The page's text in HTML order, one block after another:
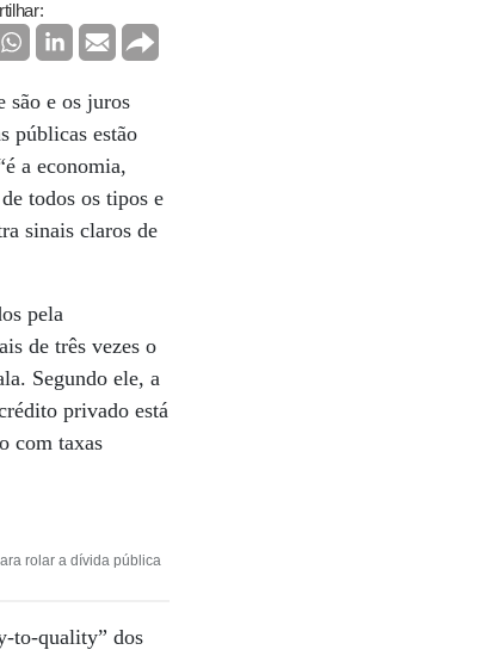
são e os juros
públicas estão
a economia,
todos os tipos e
sinais claros de
pela
de três vezes o
Segundo ele, a
privado está
com taxas
rolar a dívida pública
to-quality” dos